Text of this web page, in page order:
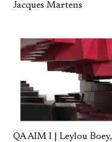
Jacques Martens
QA AIM I | Leylou Boey,